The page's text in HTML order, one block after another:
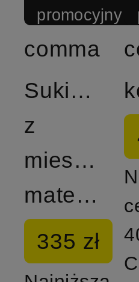
promocyjny
comma
Sukienka
z
mieszanki
materiałów
335 zł